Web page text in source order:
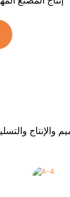
والإنتاج